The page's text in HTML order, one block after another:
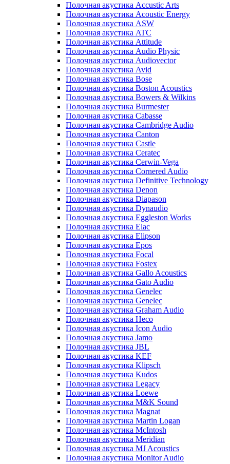
Полочная акустика Accustic Arts
Полочная акустика Acoustic Energy
Полочная акустика ASW
Полочная акустика ATC
Полочная акустика Attitude
Полочная акустика Audio Physic
Полочная акустика Audiovector
Полочная акустика Avid
Полочная акустика Bose
Полочная акустика Boston Acoustics
Полочная акустика Bowers & Wilkins
Полочная акустика Burmester
Полочная акустика Cabasse
Полочная акустика Cambridge Audio
Полочная акустика Canton
Полочная акустика Castle
Полочная акустика Ceratec
Полочная акустика Cerwin-Vega
Полочная акустика Cornered Audio
Полочная акустика Definitive Technology
Полочная акустика Denon
Полочная акустика Diapason
Полочная акустика Dynaudio
Полочная акустика Eggleston Works
Полочная акустика Elac
Полочная акустика Elipson
Полочная акустика Epos
Полочная акустика Focal
Полочная акустика Fostex
Полочная акустика Gallo Acoustics
Полочная акустика Gato Audio
Полочная акустика Genelec
Полочная акустика Genelec
Полочная акустика Graham Audio
Полочная акустика Heco
Полочная акустика Icon Audio
Полочная акустика Jamo
Полочная акустика JBL
Полочная акустика KEF
Полочная акустика Klipsch
Полочная акустика Kudos
Полочная акустика Legacy
Полочная акустика Loewe
Полочная акустика M&K Sound
Полочная акустика Magnat
Полочная акустика Martin Logan
Полочная акустика McIntosh
Полочная акустика Meridian
Полочная акустика MJ Acoustics
Полочная акустика Monitor Audio